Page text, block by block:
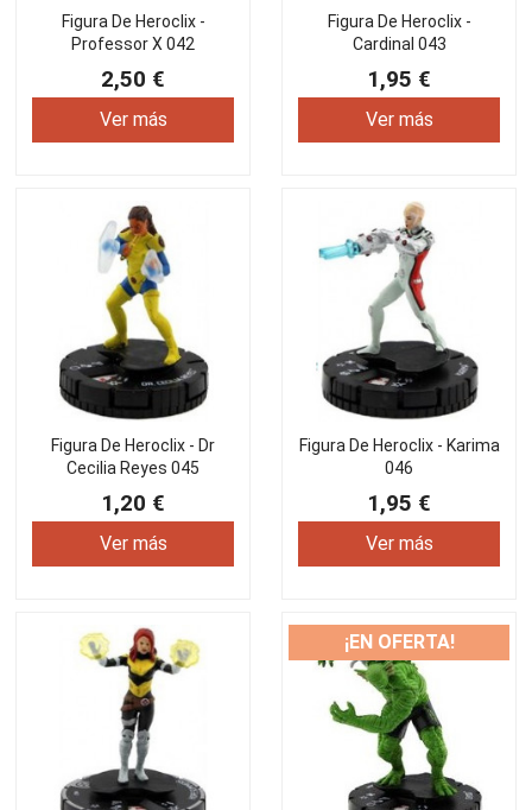
Figura De Heroclix -
Professor X 042
2,50 €
Ver más
Figura De Heroclix -
Cardinal 043
1,95 €
Ver más
Figura De Heroclix - Dr
Cecilia Reyes 045
1,20 €
Ver más
Figura De Heroclix - Karima
046
1,95 €
Ver más
¡EN OFERTA!